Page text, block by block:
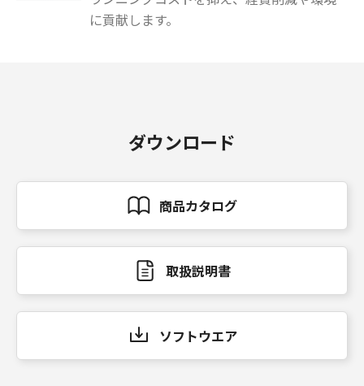
に貢献します。
ダウンロード
商品カタログ
取扱説明書
ソフトウエア